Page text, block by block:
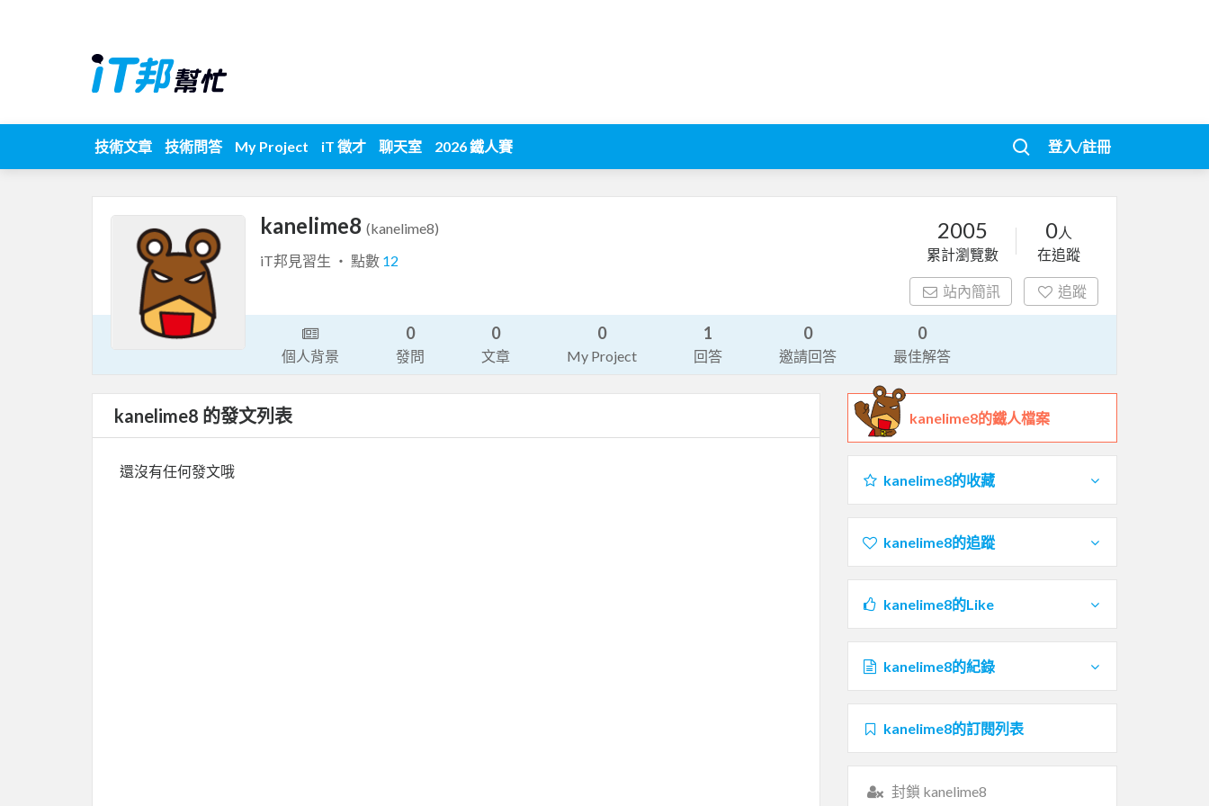
技術文章 技術問答 My Project iT 徵才 聊天室 2026 鐵人賽 登入/註冊
kanelime8 (kanelime8)
iT邦見習生 ‧ 點數 12
2005
累計瀏覽數
0人
在追蹤
站內簡訊 追蹤
個人背景
0
發問
0
文章
0
My Project
1
回答
0
邀請回答
0
最佳解答
kanelime8 的發文列表
還沒有任何發文哦
kanelime8的鐵人檔案
kanelime8的收藏
kanelime8的追蹤
kanelime8的Like
kanelime8的紀錄
kanelime8的訂閱列表
封鎖 kanelime8